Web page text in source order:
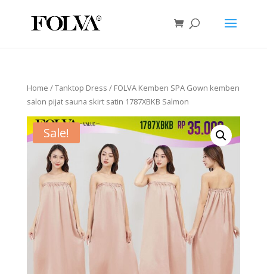
Home /Tanktop Dress / FOLVA Kemben SPA Gown kemben
salon pijat sauna skirt satin 1787XBKB Salmon
Sale!